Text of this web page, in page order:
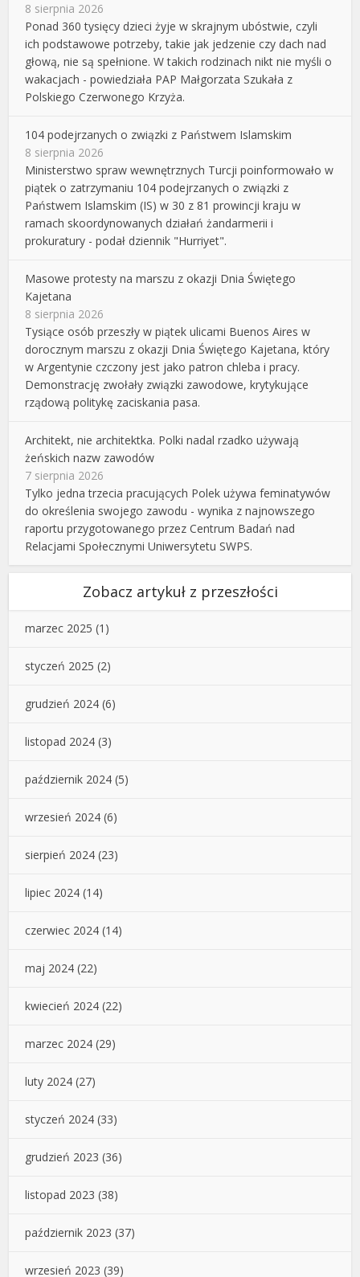
8 sierpnia 2026
Ponad 360 tysięcy dzieci żyje w skrajnym ubóstwie, czyli
ich podstawowe potrzeby, takie jak jedzenie czy dach nad
głową, nie są spełnione. W takich rodzinach nikt nie myśli o
wakacjach - powiedziała PAP Małgorzata Szukała z
Polskiego Czerwonego Krzyża.
104 podejrzanych o związki z Państwem Islamskim
8 sierpnia 2026
Ministerstwo spraw wewnętrznych Turcji poinformowało w
piątek o zatrzymaniu 104 podejrzanych o związki z
Państwem Islamskim (IS) w 30 z 81 prowincji kraju w
ramach skoordynowanych działań żandarmerii i
prokuratury - podał dziennik "Hurriyet".
Masowe protesty na marszu z okazji Dnia Świętego
Kajetana
8 sierpnia 2026
Tysiące osób przeszły w piątek ulicami Buenos Aires w
dorocznym marszu z okazji Dnia Świętego Kajetana, który
w Argentynie czczony jest jako patron chleba i pracy.
Demonstrację zwołały związki zawodowe, krytykujące
rządową politykę zaciskania pasa.
Architekt, nie architektka. Polki nadal rzadko używają
żeńskich nazw zawodów
7 sierpnia 2026
Tylko jedna trzecia pracujących Polek używa feminatywów
do określenia swojego zawodu - wynika z najnowszego
raportu przygotowanego przez Centrum Badań nad
Relacjami Społecznymi Uniwersytetu SWPS.
Zobacz artykuł z przeszłości
marzec 2025 (1)
styczeń 2025 (2)
grudzień 2024 (6)
listopad 2024 (3)
październik 2024 (5)
wrzesień 2024 (6)
sierpień 2024 (23)
lipiec 2024 (14)
czerwiec 2024 (14)
maj 2024 (22)
kwiecień 2024 (22)
marzec 2024 (29)
luty 2024 (27)
styczeń 2024 (33)
grudzień 2023 (36)
listopad 2023 (38)
październik 2023 (37)
wrzesień 2023 (39)